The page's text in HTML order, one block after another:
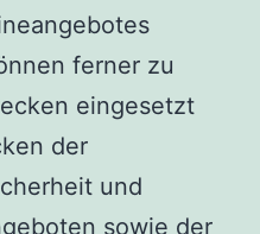
ferner zu
eingesetzt
der
und
sowie der